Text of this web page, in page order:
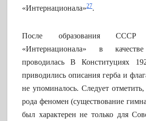
«Интернационала»27.
После образования СССР
«Интернационала» в
проводилась В Конституциях
приводились описания герба и
не упоминалось. Следует
рода феномен (существование
был характерен не только для